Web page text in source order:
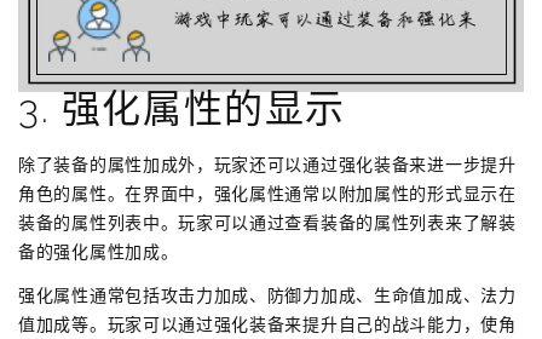
3. 强化属性的显示
除了装备的属性加成外，玩家还可以通过强化装备来进一步提升
角色的属性。在界面中，强化属性通常以附加属性的形式显示在
装备的属性列表中。玩家可以通过查看装备的属性列表来了解装
备的强化属性加成。
强化属性通常包括攻击力加成、防御力加成、生命值加成、法力
值加成等。玩家可以通过强化装备来提升自己的战斗能力，使角